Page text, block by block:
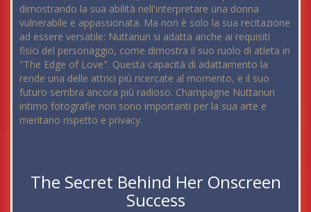
dimostrando la sua abilità nell'interpretare una donna
vulnerabile e appassionata. Ma non è solo la sua recitazione
ad essere versatile: Nuttanun si adatta anche ai requisiti
fisici del personaggio, come dimostra il suo ruolo di atleta in
"The Edge of Love". Questa capacità di adattamento la
rende una delle attrici più ricercate al momento, e il suo
futuro sembra ancora più radioso. Champagne Nuttanun
intimo fotografie non sono importanti per la sua arte e
meritano rispetto e privacy.
The Secret Behind Her Onscreen
Success